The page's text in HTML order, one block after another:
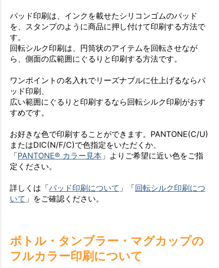
パッド印刷は、インクを載せたシリコンゴムのパッド
を、スタンプのように商品に押し付けて印刷する方法で
す。
回転シルク印刷は、円筒状のアイテムを回転させなが
ら、側面の広範囲にぐるりと印刷する方法です。
ワンポイントの名入れでリーズナブルに仕上げるならパ
ッド印刷、
広い範囲にぐるりと印刷するなら回転シルク印刷がおす
すめです。
お好きな色で印刷することができます。PANTONE(C/U)
またはDIC(N/F/C)で色指定をいただくか、
「PANTONE® カラー見本 」よりご希望に近い色をご指
定ください。
詳しくは「パッド印刷について 」「回転シルク印刷につ
いて 」をご確認ください。
ボトル・タンブラー・マグカップの
フルカラー印刷について